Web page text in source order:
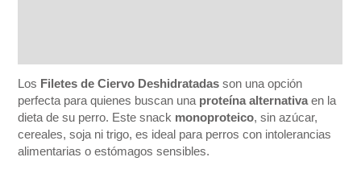
Los Filetes de Ciervo Deshidratadas son una opción
perfecta para quienes buscan una proteína alternativa en la
dieta de su perro. Este snack monoproteico, sin azúcar,
cereales, soja ni trigo, es ideal para perros con intolerancias
alimentarias o estómagos sensibles.